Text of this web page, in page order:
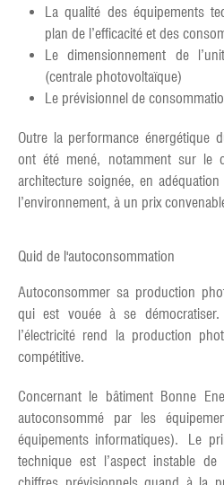
La qualité des équipements
plan de l’efficacité et des
Le dimensionnement de
(centrale photovoltaïque)
Le prévisionnel de
Outre la performance énergétique
ont été mené, notamment sur le
architecture soignée, en
l’environnement, à un prix
Quid de l'autoconsommation
Autoconsommer sa production
qui est vouée à se démocratiser.
l’électricité rend la production
compétitive.
Concernant le bâtiment Bonne
autoconsommé par les
équipements informatiques). Le
technique est l’aspect instable